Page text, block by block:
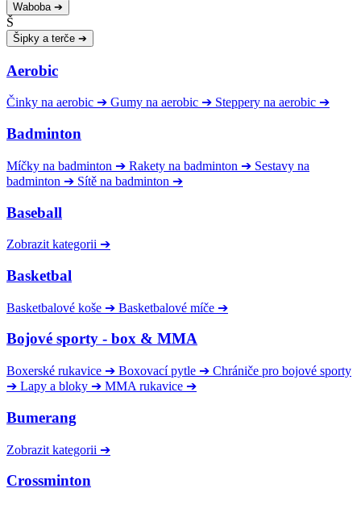
Waboba ➔
Š
Šipky a terče ➔
Aerobic
Činky na aerobic ➔ Gumy na aerobic ➔ Steppery na aerobic ➔
Badminton
Míčky na badminton ➔ Rakety na badminton ➔ Sestavy na
badminton ➔ Sítě na badminton ➔
Baseball
Zobrazit kategorii ➔
Basketbal
Basketbalové koše ➔ Basketbalové míče ➔
Bojové sporty - box & MMA
Boxerské rukavice ➔ Boxovací pytle ➔ Chrániče pro bojové sporty
➔ Lapy a bloky ➔ MMA rukavice ➔
Bumerang
Zobrazit kategorii ➔
Crossminton